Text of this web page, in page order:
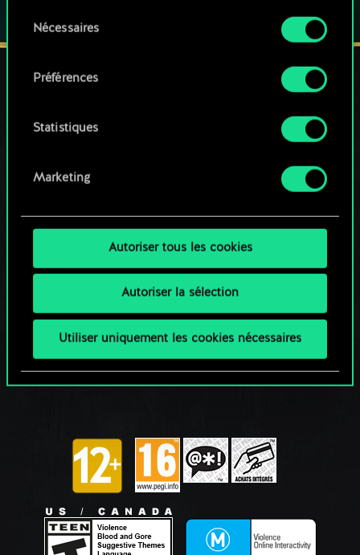
ces cookies optionnels ne seront appliqués
Vous pouvez consulter tous les détails sur notre
préférences dans le menu "Paramètres" ci-
duNécessaires
Préférences
Statistiques
Marketing
Autoriser tous les cookies
Autoriser la sélection
Utiliser uniquement les cookies nécessaires
RESTEZ CONNECTÉ(E)